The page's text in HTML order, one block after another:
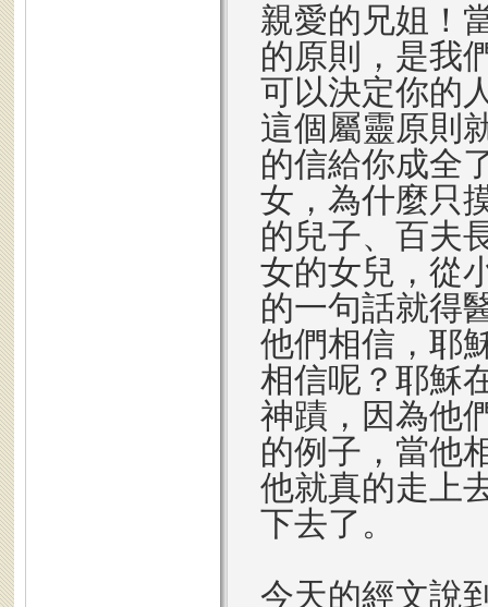
親愛的兄姐！
的原則，是我
可以決定你的
這個屬靈原則
的信給你成全
女，為什麼只
的兒子、百夫
女的女兒，從
的一句話就得
他們相信，耶
相信呢？耶穌
神蹟，因為他
的例子，當他
他就真的走上
下去了。
今天的經文說